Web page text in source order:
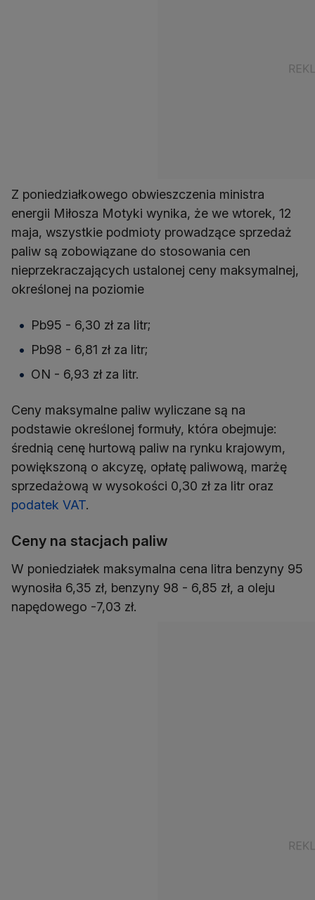
Z poniedziałkowego obwieszczenia ministra
energii Miłosza Motyki wynika, że we wtorek, 12
maja, wszystkie podmioty prowadzące sprzedaż
paliw są zobowiązane do stosowania cen
nieprzekraczających ustalonej ceny maksymalnej,
określonej na poziomie
Pb95 - 6,30 zł za litr;
Pb98 - 6,81 zł za litr;
ON - 6,93 zł za litr.
Ceny maksymalne paliw wyliczane są na
podstawie określonej formuły, która obejmuje:
średnią cenę hurtową paliw na rynku krajowym,
powiększoną o akcyzę, opłatę paliwową, marżę
sprzedażową w wysokości 0,30 zł za litr oraz
podatek VAT.
Ceny na stacjach paliw
W poniedziałek maksymalna cena litra benzyny 95
wynosiła 6,35 zł, benzyny 98 - 6,85 zł, a oleju
napędowego -7,03 zł.